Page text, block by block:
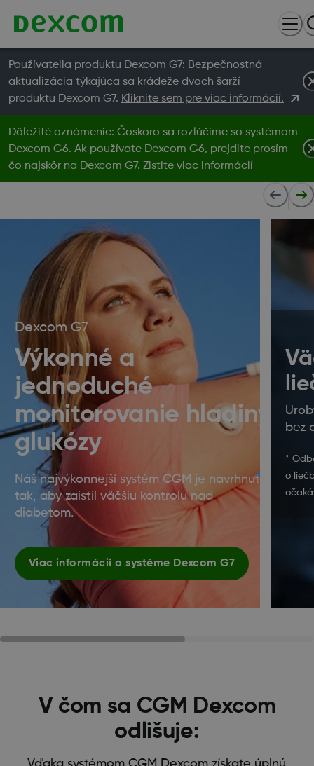
Používatelia produktu Dexcom G7: Bezpečnostná
aktualizácia týkajúca sa krádeže dvoch šarží
produktu Dexcom G7. Kliknite sem pre viac informácií.
Dôležité oznámenie: Čoskoro sa rozlúčime so systémom
Dexcom G6. Ak používate Dexcom G6, prejdite prosím
čo najskôr na Dexcom G7. Zistite viac informácií
Dexcom G7
Výkonné a
jednoduché
monitorovanie hladiny
glukózy
Náš najvýkonnejší systém CGM je navrhnutý
tak, aby zaistil väčšiu kontrolu nad
diabetom.
Viac informácií o systéme Dexcom G7
bez
*
o
V čom sa CGM Dexcom
odlišuje: